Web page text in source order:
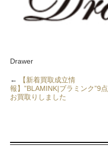
Drawer
←
【新着買取成立情
報】”BLAMINK|ブラミンク”9点
お買取りしました